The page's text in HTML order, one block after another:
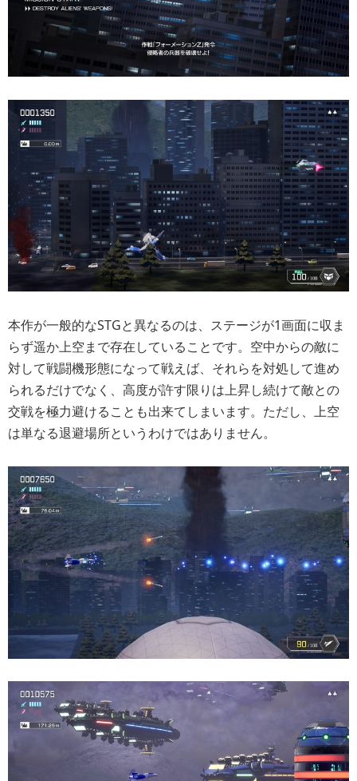
本作が一般的なSTGと異なるのは、ステージが1画面に収ま
らず遥か上空まで存在していることです。空中からの敵に
対して戦闘機形態になって戦えば、それらを対処して進め
られるだけでなく、高度が許す限りは上昇し続けて敵との
交戦を極力避けることも出来てしまいます。ただし、上空
は単なる退避場所というわけではありません。